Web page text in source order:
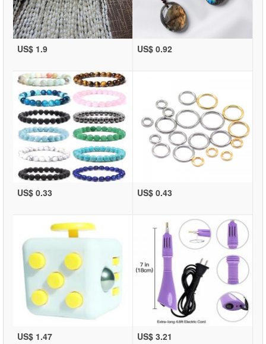
US$ 1.9 US$ 0.92
US$ 0.33 US$ 0.43
US$ 1.47 US$ 3.21